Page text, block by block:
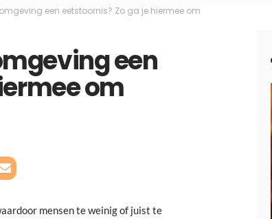
een eetstoornis? Zo ga je hiermee om
een
om
mensen te weinig of juist te